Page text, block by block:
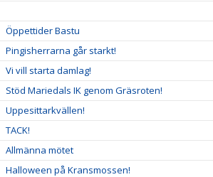
Öppettider Bastu
Pingisherrarna går starkt!
Vi vill starta damlag!
Stöd Mariedals IK genom Gräsroten!
Uppesittarkvällen!
TACK!
Allmänna mötet
Halloween på Kransmossen!